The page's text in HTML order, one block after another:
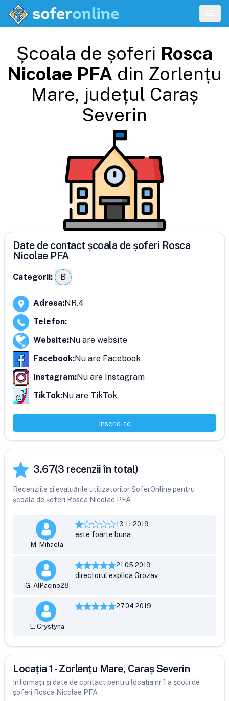
Școala de șoferi Rosca
Nicolae PFA din Zorlențu
Mare, județul Caraș
Severin
Date de contact școala de șoferi Rosca
Nicolae PFA
Categorii: B
Adresa:NR.4
Telefon:
Website:Nu are website
Facebook:Nu are Facebook
Instagram:Nu are Instagram
TikTok:Nu are TikTok
Înscrie-te
3.67(3 recenzii în total)
Recenziile și evaluările utilizatorilor SoferOnline pentru
școala de șoferi Rosca Nicolae PFA
M. Mihaela
13.11.2019
este foarte buna
G. AlPacino28
21.05.2019
directorul explica Grozav
L. Crystyna
27.04.2019
Locația 1 - Zorlențu Mare, Caraș Severin
Informații și date de contact pentru locația nr 1 a școlii de
șoferi Rosca Nicolae PFA